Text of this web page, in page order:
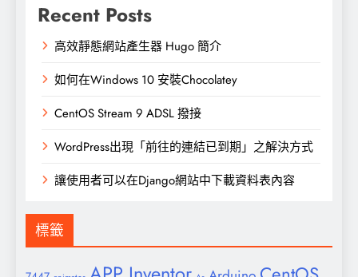
Recent Posts
高效靜態網站產生器 Hugo 簡介
如何在Windows 10 安裝Chocolatey
CentOS Stream 9 ADSL 撥接
WordPress出現「前往的連結已到期」之解決方式
讓使用者可以在Django網站中下載資料表內容
標籤